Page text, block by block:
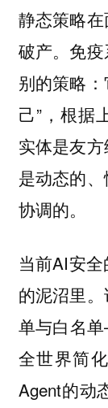
静态策略
破产。免
别的策略：
己”，根据
实体是友
是动态的
协调的。
当前AI安
的泥沼里
单与白名
全世界简
Agent的动